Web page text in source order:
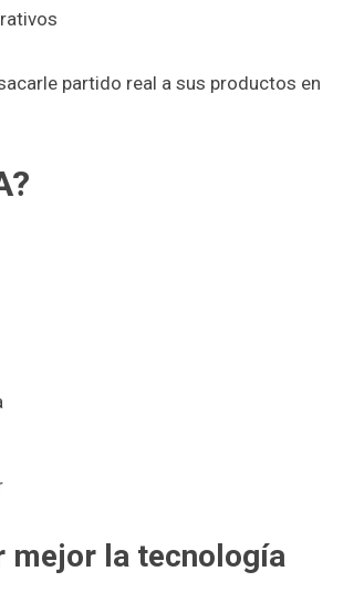
partido real a sus productos en
mejor la tecnología